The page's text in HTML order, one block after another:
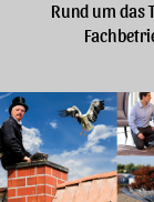
Rund um das